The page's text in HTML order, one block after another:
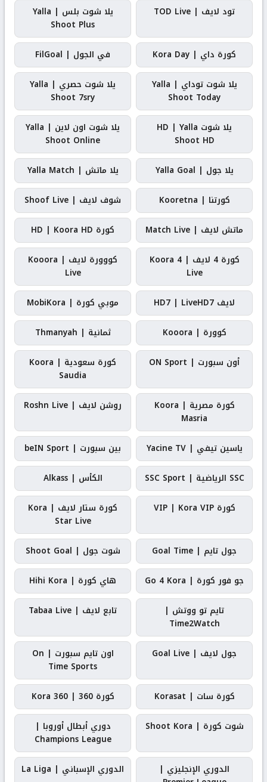
تود لايف | TOD Live
يلا شوت بلس | Yalla
Shoot Plus
كورة داي | Kora Day
في الجول | FilGoal
يلا شوت توداي | Yalla
Shoot Today
يلا شوت حصري | Yalla
Shoot 7sry
يلا شوت HD | Yalla
Shoot HD
يلا شوت اون لاين | Yalla
Shoot Online
يلا جول | Yalla Goal
يلا ماتش | Yalla Match
كورتنا | Kooretna
شوف لايف | Shoof Live
ماتش لايف | Match Live
كورة HD | Koora HD
كورة 4 لايف | Koora 4
Live
كووورة لايف | Kooora
Live
لايف HD7 | LiveHD7
موبي كورة | MobiKora
كوورة | Kooora
ثمانية | Thmanyah
أون سبورت | ON Sport
كورة سعودية | Koora
Saudia
كورة مصرية | Koora
Masria
روشن لايف | Roshn Live
ياسين تيفي | Yacine TV
بين سبورت | beIN Sport
SSC الرياضية | SSC Sport
الكأس | Alkass
كورة VIP | Kora VIP
كورة ستار لايف | Kora
Star Live
جول تايم | Goal Time
شوت جول | Shoot Goal
جو فور كورة | Go 4 Kora
هاي كورة | Hihi Kora
تايم تو ووتش |
Time2Watch
تابع لايف | Tabaa Live
جول لايف | Goal Live
اون تايم سبورت | On
Time Sports
كورة سات | Korasat
كورة 360 | Kora 360
شوت كورة | Shoot Kora
دوري أبطال أوروبا |
Champions League
الدوري الإنجليزي |
الدوري الإسباني | La Liga